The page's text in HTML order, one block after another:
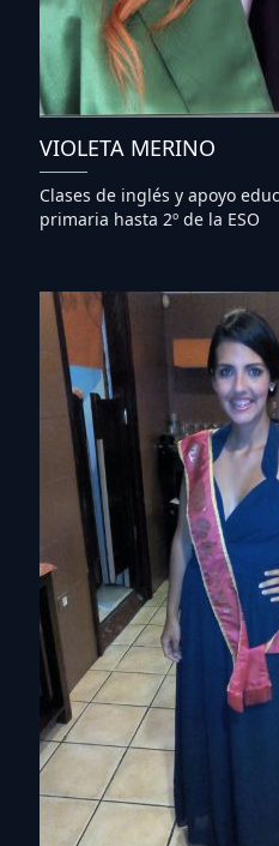
VIOLETA MERINO
Clases de inglés y apoyo
primaria hasta 2º de la ESO